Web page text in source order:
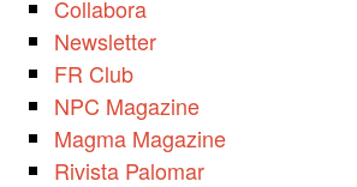
Collabora
Newsletter
FR Club
NPC Magazine
Magma Magazine
Rivista Palomar